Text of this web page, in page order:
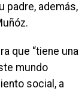
padre, además,
que “tiene una
mundo
social, a